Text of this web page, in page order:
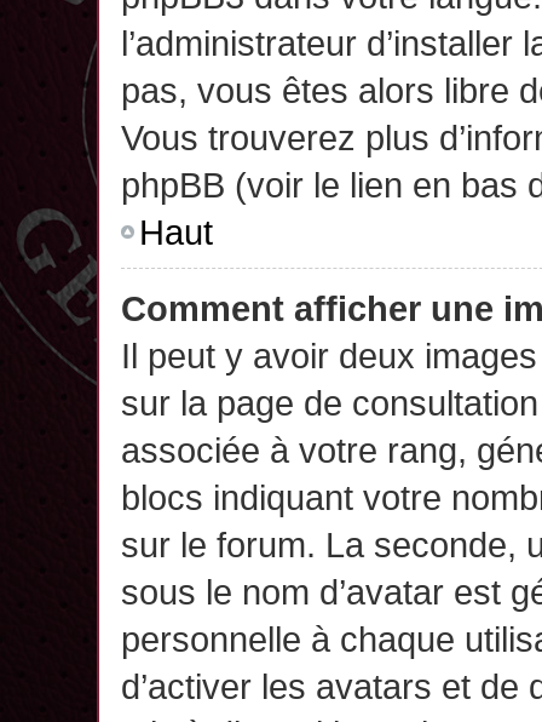
l’administrateur d’installer
pas, vous êtes alors libre
Vous trouverez plus
phpBB (voir le lien en bas
Haut
Comment afficher une
Il peut y avoir deux
sur la page de
associée à votre rang,
blocs indiquant votre
sur le forum. La seconde,
sous le nom d’avatar est
personnelle à chaque
d’activer les avatars et de